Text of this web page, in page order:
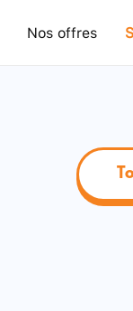
Nos offres